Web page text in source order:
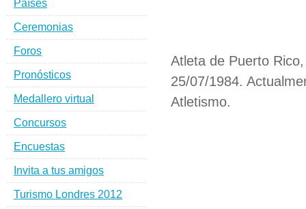
Atleta de Puerto
25/07/1984.
Atletismo.
Países
Ceremonias
Foros
Pronósticos
Medallero virtual
Concursos
Encuestas
Invita a tus amigos
Turismo Londres 2012